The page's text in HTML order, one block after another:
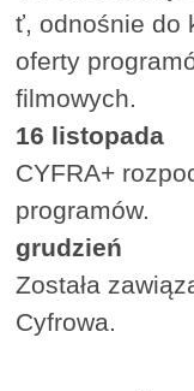
ť, odnośnie do
oferty
filmowych.
16 listopada
CYFRA+
programów.
grudzień
Została
Cyfrowa.